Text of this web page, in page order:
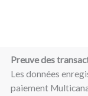
Preuve des
Les données
paiement